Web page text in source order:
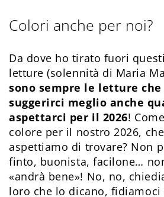
Colori anche per noi?
Da dove ho tirato fuori
letture (solennità di Maria
sono sempre le letture
suggerirci meglio anche
aspettarci per il 2026!
colore per il nostro 2026,
aspettiamo di trovare? Non
finto, buonista, facilone…
«andrà bene»! No, no,
loro che lo dicano, fidiamoci